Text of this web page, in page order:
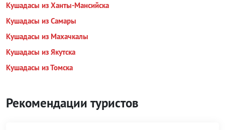
Кушадасы из Ханты-Мансийска
Кушадасы из Самары
Кушадасы из Махачкалы
Кушадасы из Якутска
Кушадасы из Томска
Рекомендации туристов